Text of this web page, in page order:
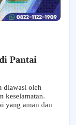
Pantai
diawasi oleh
keselamatan.
yang aman dan